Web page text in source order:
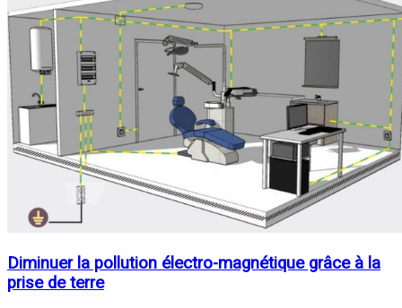
Diminuer la pollution électro-magnétique grâce à la
prise de terre